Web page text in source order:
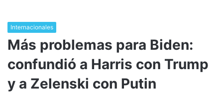
Internacionales
Más problemas para Biden:
confundió a Harris con Trump
y a Zelenski con Putin